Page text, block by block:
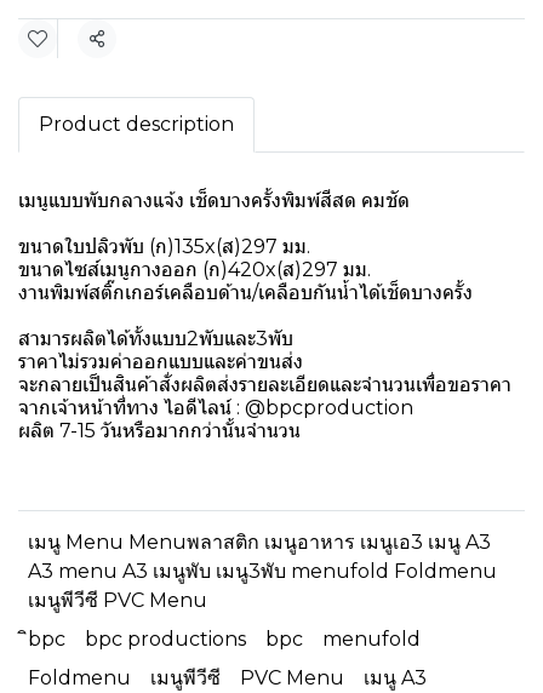
แชร์
Product description
เมนูแบบพับกลางแจ้ง เช็ดบางครั้งพิมพ์สีสด คมชัด
ขนาดใบปลิวพับ (ก)135x(ส)297 มม.
ขนาดไซส์เมนูกางออก (ก)420x(ส)297 มม.
งานพิมพ์สติ๊กเกอร์เคลือบด้าน/เคลือบกันน้ำได้เช็ดบางครั้ง
สามารผลิตได้ทั้งแบบ2พับและ3พับ
ราคาไม่รวมค่าออกแบบและค่าขนส่ง
จะกลายเป็นสินค้าสั่งผลิตส่งรายละเอียดและจำนวนเพื่อขอราคา
จากเจ้าหน้าที่ทาง ไอดีไลน์ : @bpcproduction
ผลิต 7-15 วันหรือมากกว่านั้นจำนวน
เมนู Menu Menuพลาสติก เมนูอาหาร เมนูเอ3 เมนู A3
A3 menu A3 เมนูพับ เมนู3พับ menufold Foldmenu
เมนูพีวีซี PVC Menu
ิbpc
bpc productions bpc
menufold
Foldmenu
เมนูพีวีซี PVC Menu
เมนู A3